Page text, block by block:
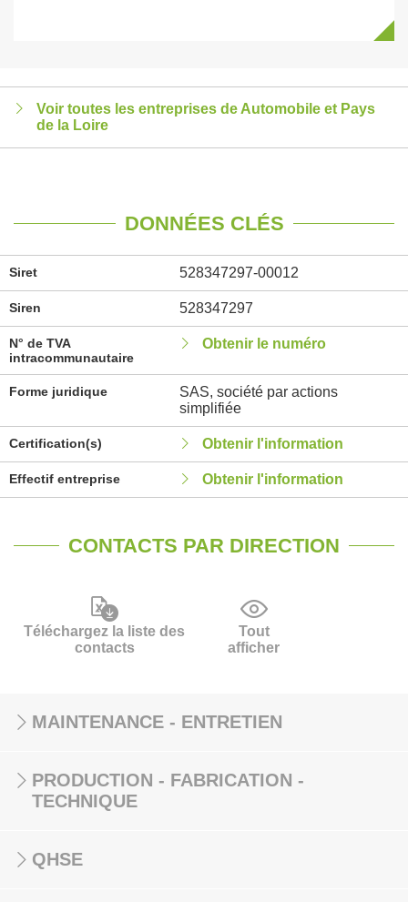
Voir toutes les entreprises de Automobile et Pays
de la Loire
DONNÉES CLÉS
Siret 528347297-00012
Siren 528347297
N° de TVA
intracommunautaire
Obtenir le numéro
Forme juridique
SAS, société par actions
simplifiée
Certification(s) Obtenir l'information
Effectif entreprise Obtenir l'information
CONTACTS PAR DIRECTION
Téléchargez la liste des
contacts
Tout
afficher
MAINTENANCE - ENTRETIEN
PRODUCTION - FABRICATION -
TECHNIQUE
QHSE